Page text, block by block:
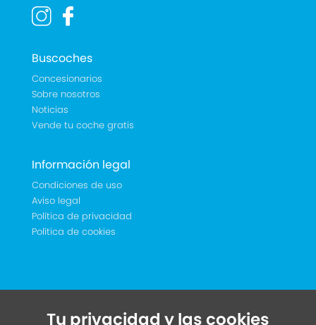
Buscoches
Concesionarios
Sobre nosotros
Noticias
Vende tu coche gratis
Información legal
Condiciones de uso
Aviso legal
Política de privacidad
Política de cookies
Tu privacidad y las cookies